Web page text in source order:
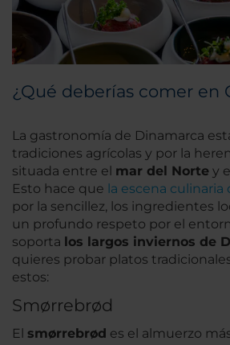
¿Qué deberías comer en
La gastronomía de Dinamarca
tradiciones agrícolas y por la
situada entre el mar del Norte y
Esto hace que la escena culinaria
por la sencillez, los ingredientes
un profundo respeto por el
soporta los largos inviernos de
quieres probar platos
estos:
Smørrebrød
El smørrebrød es el almuerzo